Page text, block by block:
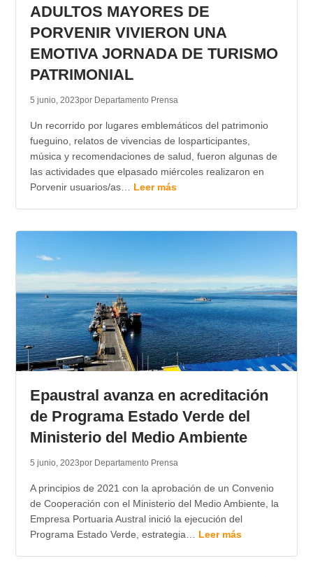
ADULTOS MAYORES DE
PORVENIR VIVIERON UNA
EMOTIVA JORNADA DE TURISMO
PATRIMONIAL
5 junio, 2023por Departamento Prensa
Un recorrido por lugares emblemáticos del patrimonio
fueguino, relatos de vivencias de losparticipantes,
música y recomendaciones de salud, fueron algunas de
las actividades que elpasado miércoles realizaron en
Porvenir usuarios/as… Leer más
Epaustral avanza en acreditación
de Programa Estado Verde del
Ministerio del Medio Ambiente
5 junio, 2023por Departamento Prensa
A principios de 2021 con la aprobación de un Convenio
de Cooperación con el Ministerio del Medio Ambiente, la
Empresa Portuaria Austral inició la ejecución del
Programa Estado Verde, estrategia… Leer más